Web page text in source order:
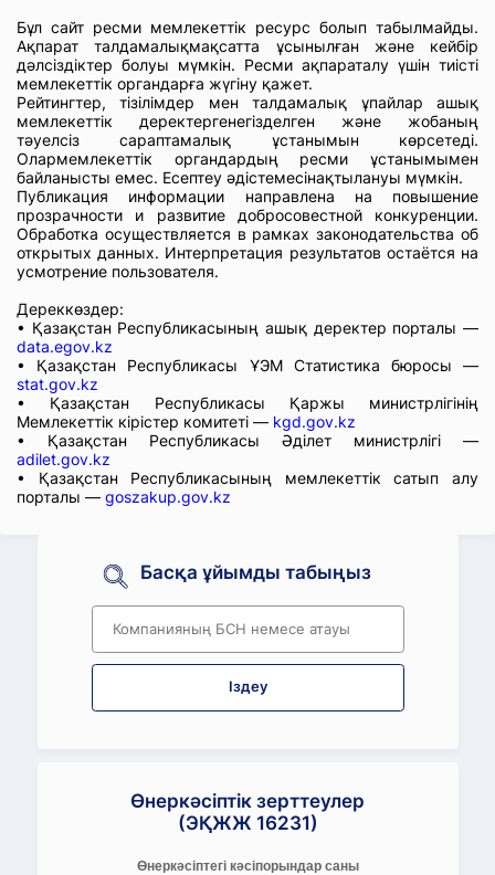
Бұл сайт ресми мемлекеттік ресурс болып табылмайды.
Ақпарат талдамалықмақсатта ұсынылған және кейбір
дәлсіздіктер болуы мүмкін. Ресми ақпараталу үшін тиісті
мемлекеттік органдарға жүгіну қажет.
Рейтингтер, тізілімдер мен талдамалық ұпайлар ашық
мемлекеттік деректергенегізделген және жобаның
тәуелсіз сараптамалық ұстанымын көрсетеді.
Олармемлекеттік органдардың ресми ұстанымымен
байланысты емес. Есептеу әдістемесінақтылануы мүмкін.
Публикация информации направлена на повышение
прозрачности и развитие добросовестной конкуренции.
Обработка осуществляется в рамках законодательства об
открытых данных. Интерпретация результатов остаётся на
усмотрение пользователя.
Дереккөздер:
• Қазақстан Республикасының ашық деректер порталы —
data.egov.kz
• Қазақстан Республикасы ҰЭМ Статистика бюросы —
stat.gov.kz
• Қазақстан Республикасы Қаржы министрлігінің
Мемлекеттік кірістер комитеті — kgd.gov.kz
• Қазақстан Республикасы Әділет министрлігі —
adilet.gov.kz
• Қазақстан Республикасының мемлекеттік сатып алу
порталы — goszakup.gov.kz
Басқа ұйымды табыңыз
Іздеу
Өнеркәсіптік зерттеулер
(ЭҚЖЖ 16231)